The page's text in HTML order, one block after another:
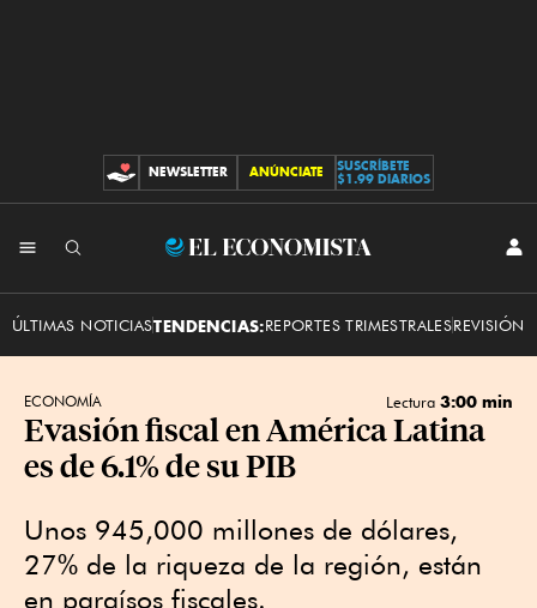
CONTRIBUCIONES
NEWSLETTER ANÚNCIATE
SUSCRÍBETE
$1.99 DIARIOS
El
ÚLTIMAS NOTICIASTENDENCIAS:REPORTES TRIMESTRALESREVISIÓN
ECONOMÍA Lectura 3:00 min
Evasión fiscal en América Latina
es de 6.1% de su PIB
Unos 945,000 millones de dólares,
27% de la riqueza de la región, están
en paraísos fiscales.